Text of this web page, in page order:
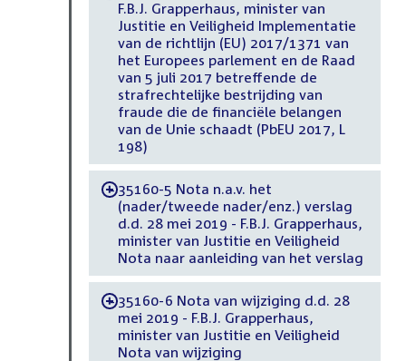
F.B.J. Grapperhaus, minister van
Justitie en Veiligheid Implementatie
van de richtlijn (EU) 2017/1371 van
het Europees parlement en de Raad
van 5 juli 2017 betreffende de
strafrechtelijke bestrijding van
fraude die de financiële belangen
van de Unie schaadt (PbEU 2017, L
198)
-35160-5 Nota n.a.v. het
(nader/tweede nader/enz.) verslag
d.d. 28 mei 2019 - F.B.J. Grapperhaus,
minister van Justitie en Veiligheid
Nota naar aanleiding van het verslag
-35160-6 Nota van wijziging d.d. 28
mei 2019 - F.B.J. Grapperhaus,
minister van Justitie en Veiligheid
Nota van wijziging